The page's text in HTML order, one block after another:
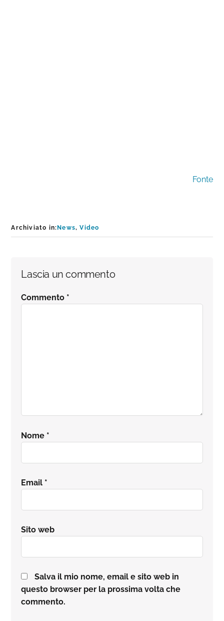
Fonte
Archiviato in: News,Video
Interazioni
del
Lascia un commento
Commento *
Nome *
Email *
Sito web
Salva il mio nome, email e sito web in
questo browser per la prossima volta che
commento.